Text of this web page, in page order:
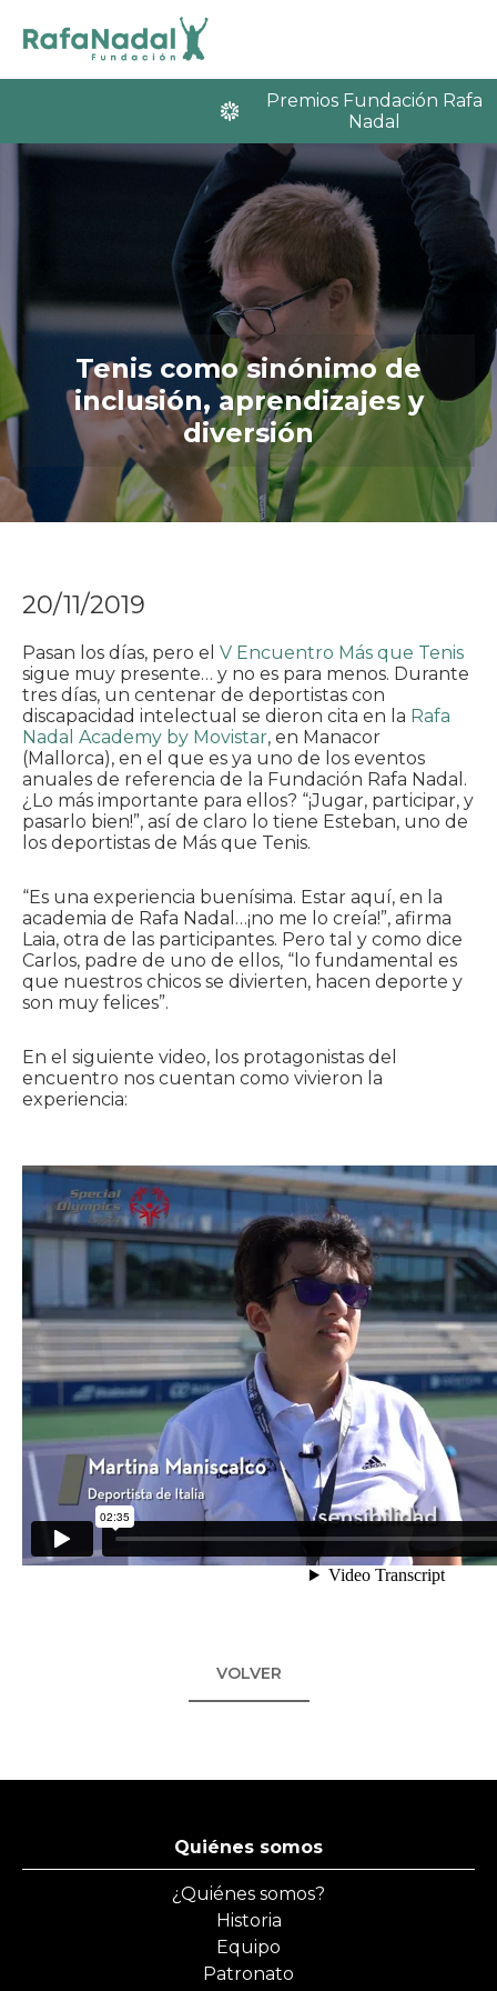
Premios Fundación Rafa
Nadal
Tenis como sinónimo de
inclusión, aprendizajes y
diversión
20/11/2019
Pasan los días, pero el V Encuentro Más que Tenis
sigue muy presente… y no es para menos. Durante
tres días, un centenar de deportistas con
discapacidad intelectual se dieron cita en la Rafa
Nadal Academy by Movistar, en Manacor
(Mallorca), en el que es ya uno de los eventos
anuales de referencia de la Fundación Rafa Nadal.
¿Lo más importante para ellos? “¡Jugar, participar, y
pasarlo bien!”, así de claro lo tiene Esteban, uno de
los deportistas de Más que Tenis.
“Es una experiencia buenísima. Estar aquí, en la
academia de Rafa Nadal…¡no me lo creía!”, afirma
Laia, otra de las participantes. Pero tal y como dice
Carlos, padre de uno de ellos, “lo fundamental es
que nuestros chicos se divierten, hacen deporte y
son muy felices”.
En el siguiente video, los protagonistas del
encuentro nos cuentan como vivieron la
experiencia:
VOLVER
Quiénes somos
¿Quiénes somos?
Historia
Equipo
Patronato